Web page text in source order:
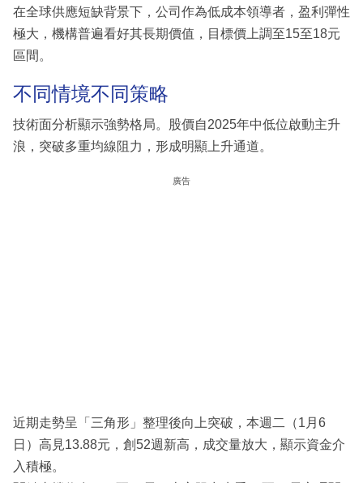
在全球供應短缺背景下，公司作為低成本領導者，盈利彈性
極大，機構普遍看好其長期價值，目標價上調至15至18元
區間。
不同情境不同策略
技術面分析顯示強勢格局。股價自2025年中低位啟動主升
浪，突破多重均線阻力，形成明顯上升通道。
廣告
近期走勢呈「三角形」整理後向上突破，本週二（1月6
日）高見13.88元，創52週新高，成交量放大，顯示資金介
入積極。